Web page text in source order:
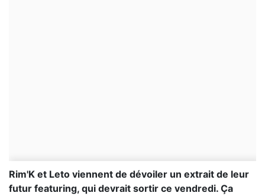
Rim'K et Leto viennent de dévoiler un extrait de leur
futur featuring, qui devrait sortir ce vendredi. Ça